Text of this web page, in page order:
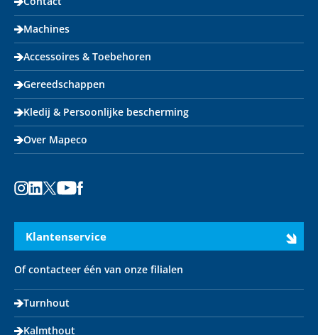
Machines
Accessoires & Toebehoren
Gereedschappen
Kledij & Persoonlijke bescherming
Over Mapeco
Klantenservice
Of contacteer één van onze filialen
Turnhout
Kalmthout